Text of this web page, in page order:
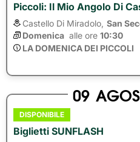
Piccoli: Il Mio Angolo Di
Castello Di Miradolo, San
Domenica alle ore 10:30
LA DOMENICA DEI PICCOLI
09
DISPONIBILE
Biglietti SUNFLASH